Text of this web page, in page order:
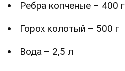
Ребра копченые – 400 г
Горох колотый – 500 г
Вода – 2,5 л